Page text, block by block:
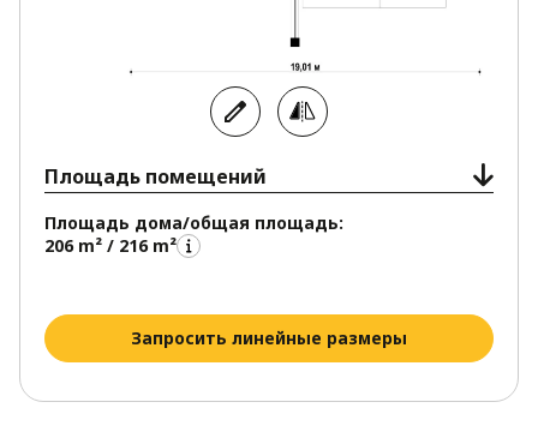
Площадь помещений
Площадь дома/общая площадь:
206 m² / 216 m²
Запросить линейные размеры